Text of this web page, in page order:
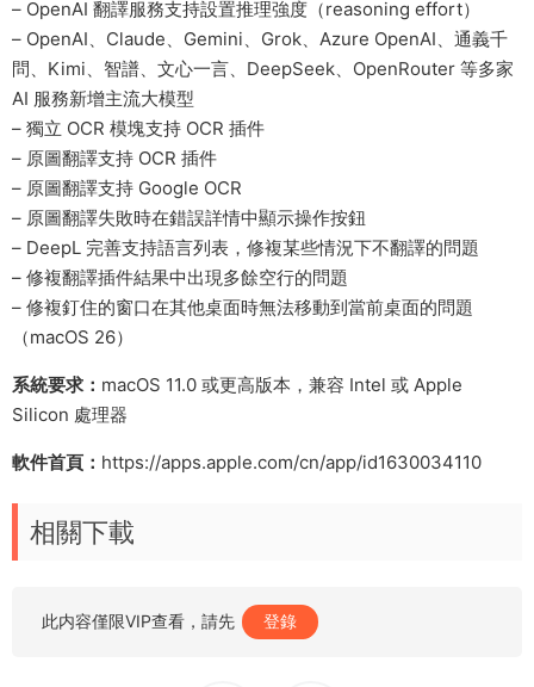
– OpenAI 翻譯服務支持設置推理強度（reasoning effort）
– OpenAI、Claude、Gemini、Grok、Azure OpenAI、通義千
問、Kimi、智譜、文心一言、DeepSeek、OpenRouter 等多家
AI 服務新增主流大模型
– 獨立 OCR 模塊支持 OCR 插件
– 原圖翻譯支持 OCR 插件
– 原圖翻譯支持 Google OCR
– 原圖翻譯失敗時在錯誤詳情中顯示操作按鈕
– DeepL 完善支持語言列表，修複某些情況下不翻譯的問題
– 修複翻譯插件結果中出現多餘空行的問題
– 修複釘住的窗口在其他桌面時無法移動到當前桌面的問題
（macOS 26）
系統要求： macOS 11.0 或更高版本，兼容 Intel 或 Apple
Silicon 處理器
軟件首頁： https://apps.apple.com/cn/app/id1630034110
相關下載
此内容僅限VIP查看，請先 登錄